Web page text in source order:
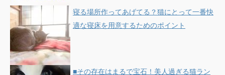
寝る場所作ってあげてる？猫にとって一番快
適な寝床を用意するためのポイント
■その存在はまるで宝石！美人過ぎる猫ラン